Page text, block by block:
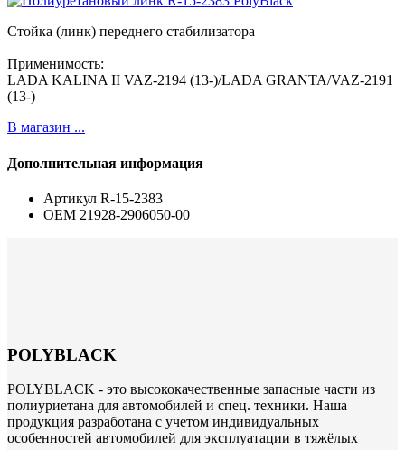
Стойка (линк) переднего стабилизатора
Применимость:
LADA KALINA II VAZ-2194 (13-)/LADA GRANTA/VAZ-2191
(13-)
В магазин ...
Дополнительная информация
Артикул R-15-2383
ОЕМ 21928-2906050-00
POLYBLACK
POLYBLACK - это высококачественные запасные части из
полиуриетана для автомобилей и спец. техники. Наша
продукция разработана с учетом индивидуальных
особенностей автомобилей для эксплуатации в тяжёлых